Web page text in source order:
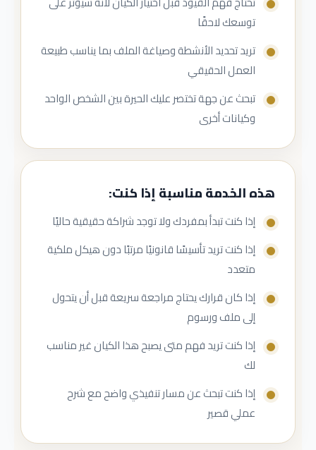
توسعك لاحقًا
تريد تحديد الأنشطة وصياغة الملف بما يناسب طبيعة
العمل الحقيقي
تبحث عن جهة تختصر عليك الحيرة بين الشخص الواحد
وكيانات أخرى
هذه الخدمة مناسبة إذا كنت:
إذا كنت تبدأ بمفردك ولا توجد شراكة حقيقية حاليًا
إذا كنت تريد تأسيسًا قانونيًا مرتبًا دون هيكل ملكية
متعدد
إذا كان قرارك يحتاج مراجعة سريعة قبل أن يتحول
إلى ملف ورسوم
إذا كنت تريد فهم متى يصبح هذا الكيان غير مناسب
لك
إذا كنت تبحث عن مسار تنفيذي واضح مع شرح
عملي قصير